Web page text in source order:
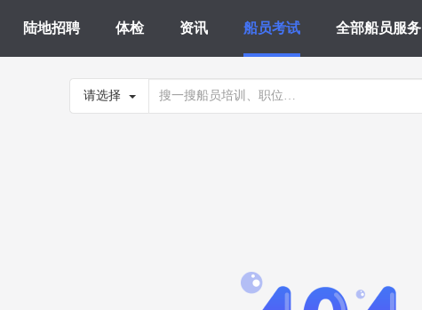
陆地招聘 体检 资讯 船员考试 全部船员服务
请选择